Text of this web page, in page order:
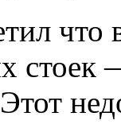
стоек